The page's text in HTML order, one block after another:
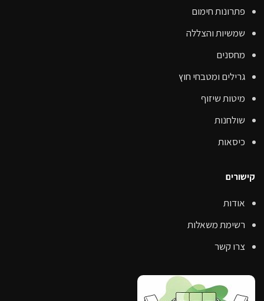
פתרונות חימום
שמשיות והצללה
מחסנים
גרילים ומטבחי חוץ
מיטות שיזוף
שולחנות
כיסאות
קישורים
אודות
רשימת משאלות
צרו קשר